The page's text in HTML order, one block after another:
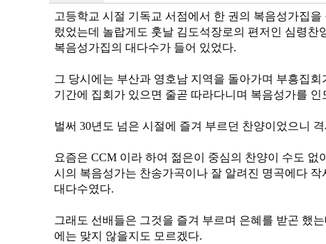
고등학교 시절 기독교 서점에서 한 권의 복음성가집
렀었는데 놀랍게도 훗날 김도석장로의 편저인 심령찬
복음성가집의 대다수가 들어 있었다.
그 당시에는 부산과 영호남 지역을 돌아가며 부흥집
기간에 집회가 있으면 줄곧 따라다니며 복음성가를 인
벌써 30년도 넘은 시절에 즐겨 부르던 찬양이었으니
요즘은 CCM 이라 하여 젊은이 중심의 찬양이 수도 없
시의 복음성가는 찬송가곡이나 잘 알려진 명곡에다 작
대다수였다.
그래도 선배들은 그것을 즐겨 부르며 은혜를 받곤 했
에는 맞지 않을지도 모르겠다.